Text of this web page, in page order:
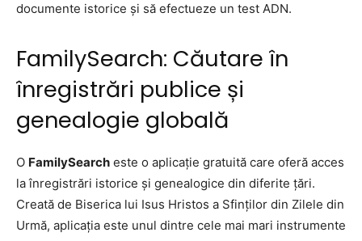
documente istorice și să efectueze un test ADN.
FamilySearch: Căutare în
înregistrări publice și
genealogie globală
O FamilySearch este o aplicație gratuită care oferă acces
la înregistrări istorice și genealogice din diferite țări.
Creată de Biserica lui Isus Hristos a Sfinților din Zilele din
Urmă, aplicația este unul dintre cele mai mari instrumente